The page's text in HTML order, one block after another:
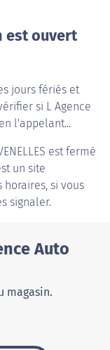
est ouvert
jours fériés et
si L Agence
l'appelant...
est fermé
un site
si vous
signaler.
Auto
magasin.